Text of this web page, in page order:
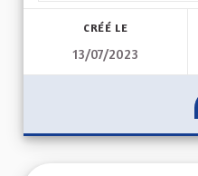
CRÉÉ LE
13/07/2023